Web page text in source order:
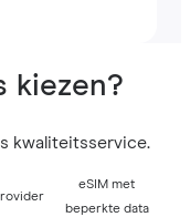
kiezen?
kwaliteitsservice.
eSIM met
beperkte data